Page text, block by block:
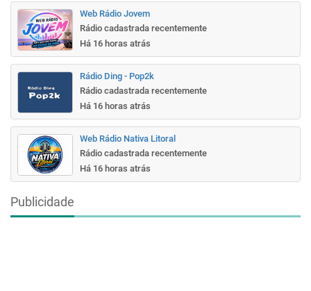
Web Rádio Jovem
Rádio cadastrada recentemente
Há 16 horas atrás
Rádio Ding - Pop2k
Rádio cadastrada recentemente
Há 16 horas atrás
Web Rádio Nativa Litoral
Rádio cadastrada recentemente
Há 16 horas atrás
Publicidade